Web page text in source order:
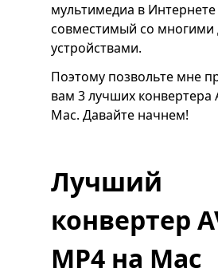
мультимедиа в Интернете
совместимый со многими
устройствами.
Поэтому позвольте мне
вам 3 лучших конвертера
Mac. Давайте начнем!
Лучший
конвертер
MP4 на Mac